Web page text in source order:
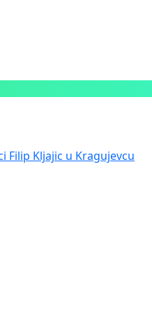
Filip Kljajic u Kragujevcu